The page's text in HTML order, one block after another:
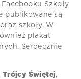
Szkoły
publikowane są
szkoły. W
plakat
Serdecznie
Trójcy Świętej,